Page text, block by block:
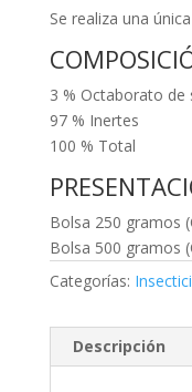
Se realiza una
3 % Octaborato de
97 % Inertes
100 % Total
Bolsa 250 gramos
Bolsa 500 gramos
Categorías:
Descripción